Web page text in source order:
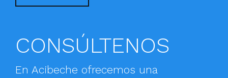
CONSÚLTENOS
En Acibeche ofrecemos una